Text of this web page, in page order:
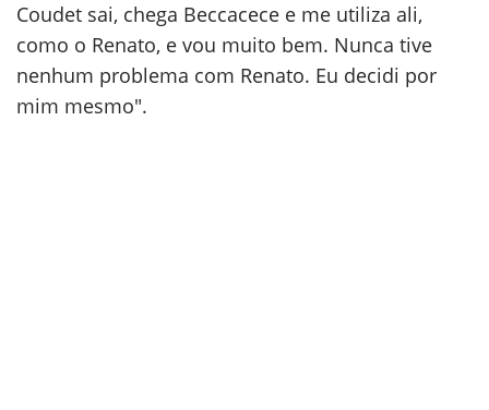
Coudet sai, chega Beccacece e me utiliza ali,
como o Renato, e vou muito bem. Nunca tive
nenhum problema com Renato. Eu decidi por
mim mesmo".